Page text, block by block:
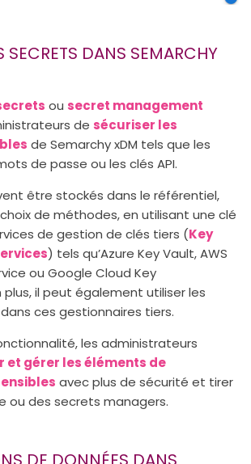
SECRETS DANS SEMARCHY
ou secret management
de sécuriser les
de Semarchy xDM tels que les
de passe ou les clés API.
être stockés dans le référentiel,
de méthodes, en utilisant une clé
de gestion de clés tiers (Key
) tels qu’Azure Key Vault, AWS
ou Google Cloud Key
plus, il peut également utiliser les
ces gestionnaires tiers.
les administrateurs
et gérer les éléments de
avec plus de sécurité et tirer
ou des secrets managers.